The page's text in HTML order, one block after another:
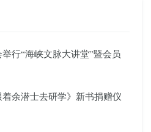
行“海峡文脉大讲堂”暨会员
余潜士去研学》新书捐赠仪